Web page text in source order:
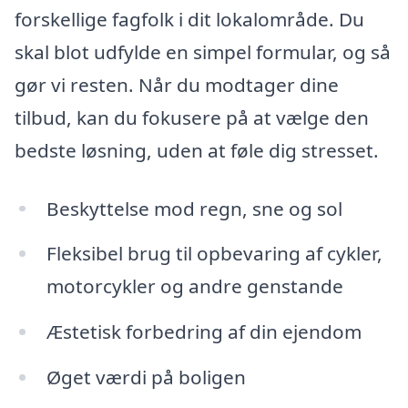
forskellige fagfolk i dit lokalområde. Du
skal blot udfylde en simpel formular, og så
gør vi resten. Når du modtager dine
tilbud, kan du fokusere på at vælge den
bedste løsning, uden at føle dig stresset.
Beskyttelse mod regn, sne og sol
Fleksibel brug til opbevaring af cykler,
motorcykler og andre genstande
Æstetisk forbedring af din ejendom
Øget værdi på boligen